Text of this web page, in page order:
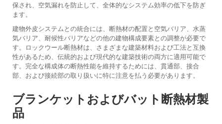
保され、空気漏れを防止して、全体的なシステム効率の低下を防ぎ
ます。
建物外皮システムとの統合には、断熱材の配置と空気バリア、水蒸
気バリア、耐候性バリアなどの他の建物構成要素との調整が必要で
す。ロックウール断熱材は、さまざまな建築材料および工法と互換
性があるため、伝統的および現代的な建築技術の両方に適用可能で
す。完全な構成体の断熱性能を維持するためには、貫通部、接合
部、および接続部の取り扱いに特に注意を払う必要があります。
ブランケットおよびバット断熱材製
品